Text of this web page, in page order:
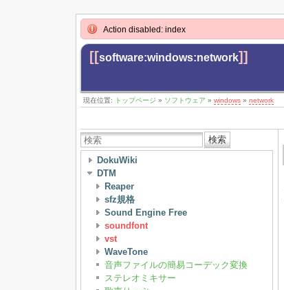
Action disabled: index
[[software:windows:network]]
現在位置: トップページ » ソフトウェア » windows » network
検索
DokuWiki
DTM
Reaper
sfz規格
Sound Engine Free
soundfont
vst
WaveTone
音声ファイルの簡易コーデック変換
ステレオミキサー